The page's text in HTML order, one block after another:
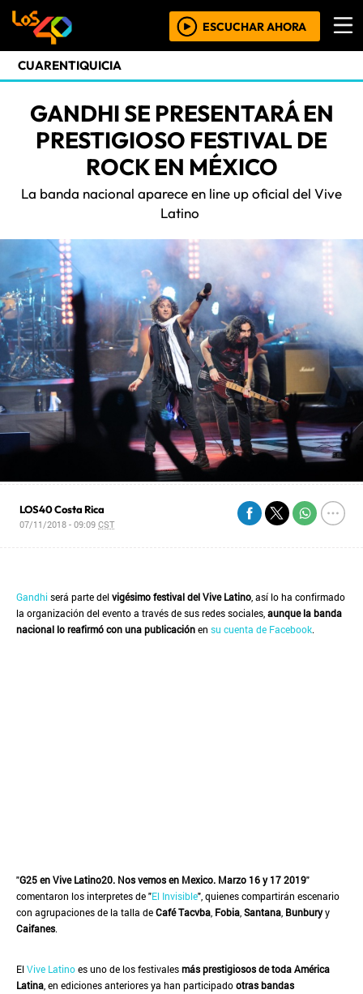
ESCUCHAR AHORA
CUARENTIQUICIA
GANDHI SE PRESENTARÁ EN
PRESTIGIOSO FESTIVAL DE
ROCK EN MÉXICO
La banda nacional aparece en line up oficial del Vive
Latino
LOS40 Costa Rica
07/11/2018 - 09:09CST
Gandhi será parte delvigésimo festival del Vive Latino , así lo ha confirmado
la organización del evento a través de sus redes sociales, aunque la banda
nacional lo reafirmó con una publicaciónen su cuenta de Facebook.
"G25 en Vive Latino20. Nos vemos en Mexico. Marzo 16 y 17 2019"
comentaron los interpretes de "El Invisible", quienes compartirán escenario
con agrupaciones de la talla deCafé Tacvba Fobia Santana Bunburyy
Caifanes.
ElVive Latinoes uno de los festivalesmás prestigiosos de toda América
Latina , en ediciones anteriores ya han participadootras bandas